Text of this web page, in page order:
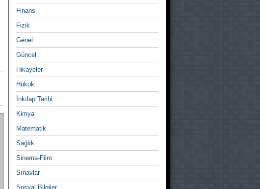
Finans
Fizik
Genel
Güncel
Hikayeler
Hukuk
İnkılap Tarihi
Kimya
Matematik
Sağlık
Sinema-Film
Sınavlar
Sosyal Bilgiler